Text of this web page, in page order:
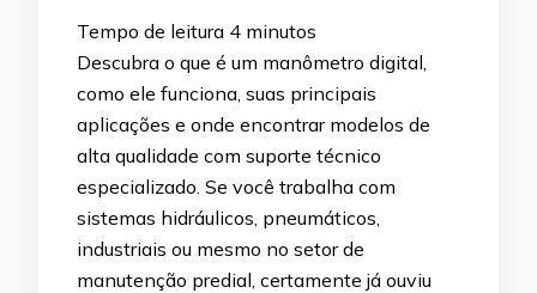
Tempo de leitura 4 minutos
Descubra o que é um manômetro digital,
como ele funciona, suas principais
aplicações e onde encontrar modelos de
alta qualidade com suporte técnico
especializado. Se você trabalha com
sistemas hidráulicos, pneumáticos,
industriais ou mesmo no setor de
manutenção predial, certamente já ouviu